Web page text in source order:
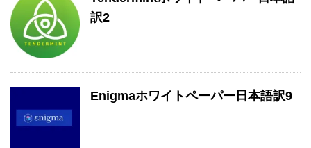
訳2
Enigmaホワイトペーパー日本語訳9